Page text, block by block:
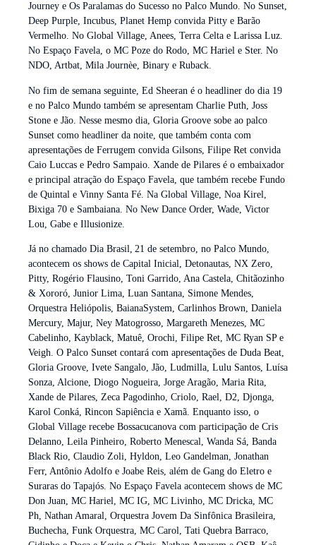
Journey e Os Paralamas do Sucesso no Palco Mundo. No Sunset,
Deep Purple, Incubus, Planet Hemp convida Pitty e Barão
Vermelho. No Global Village, Anees, Terra Celta e Larissa Luz.
No Espaço Favela, o MC Poze do Rodo, MC Hariel e Ster. No
NDO, Artbat, Mila Journèe, Binary e Ruback.
No fim de semana seguinte, Ed Sheeran é o headliner do dia 19
e no Palco Mundo também se apresentam Charlie Puth, Joss
Stone e Jão. Nesse mesmo dia, Gloria Groove sobe ao palco
Sunset como headliner da noite, que também conta com
apresentações de Ferrugem convida Gilsons, Filipe Ret convida
Caio Luccas e Pedro Sampaio. Xande de Pilares é o embaixador
e principal atração do Espaço Favela, que também recebe Fundo
de Quintal e Vinny Santa Fé. Na Global Village, Noa Kirel,
Bixiga 70 e Sambaiana. No New Dance Order, Wade, Victor
Lou, Gabe e Illusionize.
Já no chamado Dia Brasil, 21 de setembro, no Palco Mundo,
acontecem os shows de Capital Inicial, Detonautas, NX Zero,
Pitty, Rogério Flausino, Toni Garrido, Ana Castela, Chitãozinho
& Xororó, Junior Lima, Luan Santana, Simone Mendes,
Orquestra Heliópolis, BaianaSystem, Carlinhos Brown, Daniela
Mercury, Majur, Ney Matogrosso, Margareth Menezes, MC
Cabelinho, Kayblack, Matuê, Orochi, Filipe Ret, MC Ryan SP e
Veigh. O Palco Sunset contará com apresentações de Duda Beat,
Gloria Groove, Ivete Sangalo, Jão, Ludmilla, Lulu Santos, Luísa
Sonza, Alcione, Diogo Nogueira, Jorge Aragão, Maria Rita,
Xande de Pilares, Zeca Pagodinho, Criolo, Rael, D2, Djonga,
Karol Conká, Rincon Sapiência e Xamã. Enquanto isso, o
Global Village recebe Bossacucanova com participação de Cris
Delanno, Leila Pinheiro, Roberto Menescal, Wanda Sá, Banda
Black Rio, Claudio Zoli, Hyldon, Leo Gandelman, Jonathan
Ferr, Antônio Adolfo e Joabe Reis, além de Gang do Eletro e
Suraras do Tapajós. No Espaço Favela acontecem shows de MC
Don Juan, MC Hariel, MC IG, MC Livinho, MC Dricka, MC
Ph, Nathan Amaral, Orquestra Jovem Da Sinfônica Brasileira,
Buchecha, Funk Orquestra, MC Carol, Tati Quebra Barraco,